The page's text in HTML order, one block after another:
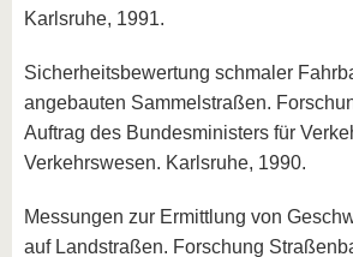
Karlsruhe, 1991.
Sicherheitsbewertung schmaler
angebauten Sammelstraßen.
Auftrag des Bundesministers für
Verkehrswesen. Karlsruhe, 1990.
Messungen zur Ermittlung von
auf Landstraßen. Forschung